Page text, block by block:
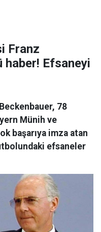
Franz
haber! Efsaneyi
78
Münih ve
başarıya imza atan
efsaneler